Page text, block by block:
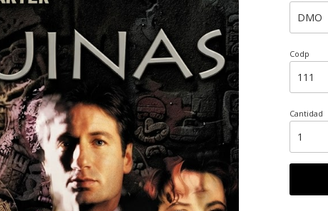
Codp
Cantidad